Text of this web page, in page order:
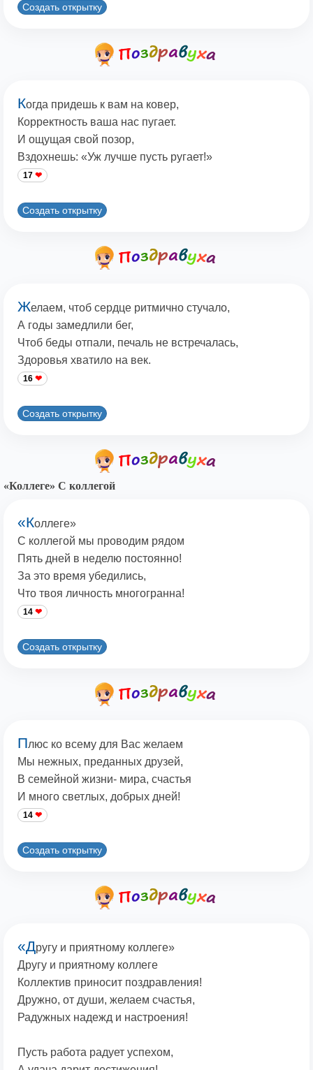
Создать открытку
Когда придешь к вам на ковер,
Корректность ваша нас пугает.
И ощущая свой позор,
Вздохнешь: «Уж лучше пусть ругает!»
17
Создать открытку
Желаем, чтоб сердце ритмично стучало,
А годы замедлили бег,
Чтоб беды отпали, печаль не встречалась,
Здоровья хватило на век.
16
Создать открытку
«Коллеге» С коллегой
«Коллеге»
С коллегой мы проводим рядом
Пять дней в неделю постоянно!
За это время убедились,
Что твоя личность многогранна!
14
Создать открытку
Плюс ко всему для Вас желаем
Мы нежных, преданных друзей,
В семейной жизни- мира, счастья
И много светлых, добрых дней!
14
Создать открытку
«Другу и приятному коллеге»
Другу и приятному коллеге
Коллектив приносит поздравления!
Дружно, от души, желаем счастья,
Радужных надежд и настроения!
Пусть работа радует успехом,